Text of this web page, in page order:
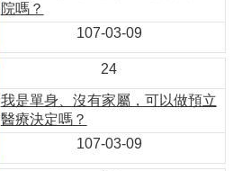
院嗎？
107-03-09
24
我是單身、沒有家屬，可以做預立
醫療決定嗎？
107-03-09